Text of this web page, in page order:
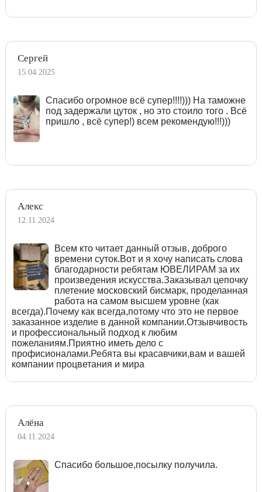
Сергей
15.04.2025
Спасибо огромное всё супер!!!!))) На таможне
под задержали цуток , но это стоило того . Всё
пришло , всё супер!) всем рекомендую!!!)))
Алекс
12.11.2024
Всем кто читает данный отзыв, доброго
времени суток.Вот и я хочу написать слова
благодарности ребятам ЮВЕЛИРАМ за их
произведения искусства.Заказывал цепочку
плетение московский бисмарк, проделанная
работа на самом высшем уровне (как
всегда).Почему как всегда,потому что это не первое
заказанное изделие в данной компании.Отзывчивость
и профессиональный подход к любим
пожеланиям.Приятно иметь дело с
профисионалами.Ребята вы красавчики,вам и вашей
компании процветания и мира
Алёна
04.11.2024
Спасибо большое,посылку получила.